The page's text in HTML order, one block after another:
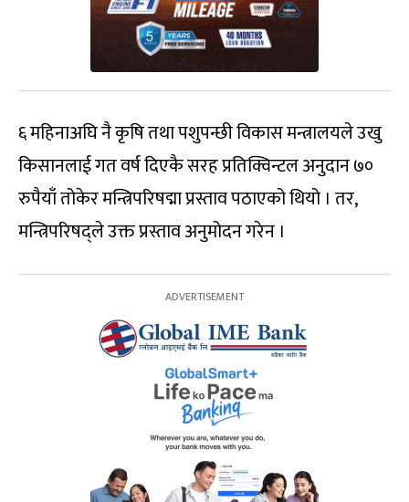
६ महिनाअघि नै कृषि तथा पशुपन्छी विकास मन्त्रालयले उखु
किसानलाई गत वर्ष दिएकै सरह प्रतिक्विन्टल अनुदान ७०
रुपैयाँ तोकेर मन्त्रिपरिषद्मा प्रस्ताव पठाएको थियो । तर,
मन्त्रिपरिषद्ले उक्त प्रस्ताव अनुमोदन गरेन ।